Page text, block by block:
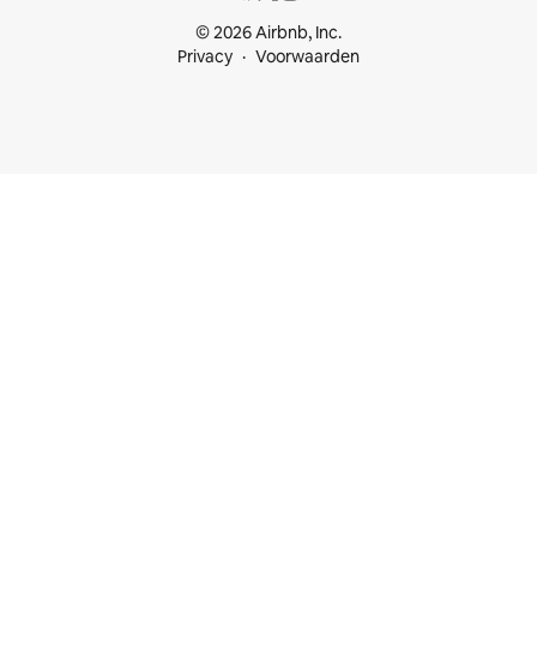
© 2026 Airbnb, Inc.
Privacy
Voorwaarden